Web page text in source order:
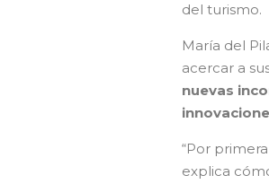
del turismo.
María del
acercar a
nuevas
“Por
explica